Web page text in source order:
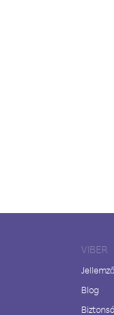
VIBER
Blog